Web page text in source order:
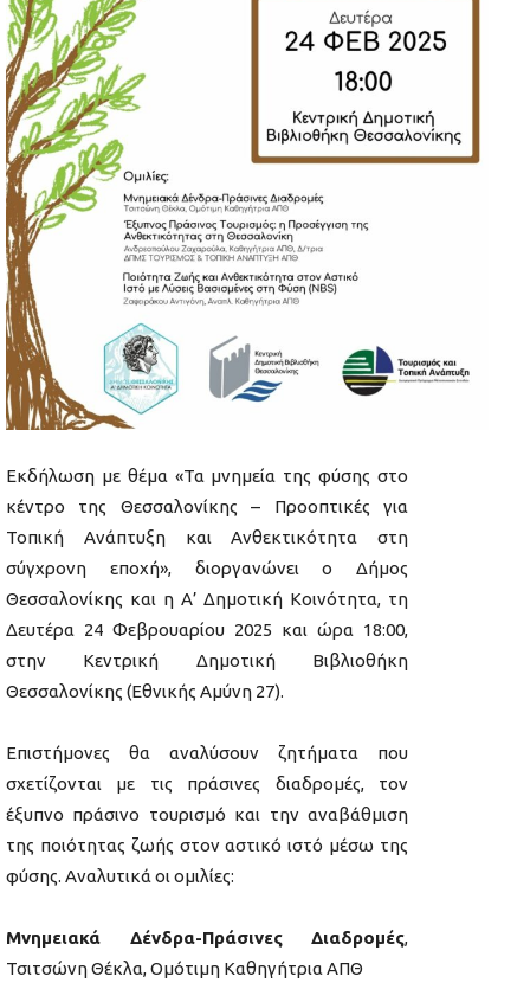
Εκδήλωση με θέμα «Τα μνημεία της φύσης στο
κέντρο της Θεσσαλονίκης – Προοπτικές για
Τοπική Ανάπτυξη και Ανθεκτικότητα στη
σύγχρονη εποχή», διοργανώνει ο Δήμος
Θεσσαλονίκης και η Α’ Δημοτική Κοινότητα, τη
Δευτέρα 24 Φεβρουαρίου 2025 και ώρα 18:00,
στην Κεντρική Δημοτική Βιβλιοθήκη
Θεσσαλονίκης (Εθνικής Αμύνη 27).
Επιστήμονες θα αναλύσουν ζητήματα που
σχετίζονται με τις πράσινες διαδρομές, τον
έξυπνο πράσινο τουρισμό και την αναβάθμιση
της ποιότητας ζωής στον αστικό ιστό μέσω της
φύσης. Αναλυτικά οι ομιλίες:
Μνημειακά Δένδρα-Πράσινες Διαδρομές,
Τσιτσώνη Θέκλα, Ομότιμη Καθηγήτρια ΑΠΘ